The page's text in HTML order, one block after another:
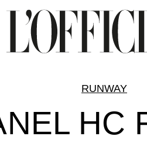
RUNWAY
HC